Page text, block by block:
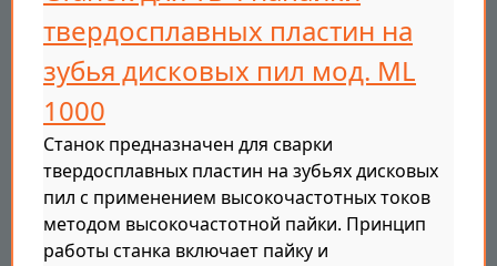
твердосплавных пластин на
зубья дисковых пил мод. ML
1000
Станок предназначен для сварки
твердосплавных пластин на зубьях дисковых
пил с применением высокочастотных токов
методом высокочастотной пайки. Принцип
работы станка включает пайку и